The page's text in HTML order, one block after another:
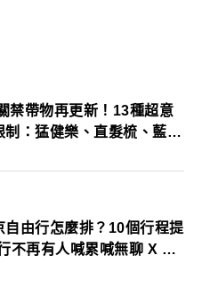
禁帶物再更新！13種超意
制：猛健樂、直髮梳、藍牙
事項一次看！
自由行怎麼排？10個行程提
不再有人喊累喊無聊 X 爸